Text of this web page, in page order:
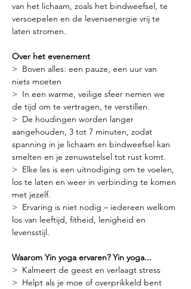
van het lichaam, zoals het bindweefsel, te
versoepelen en de levensenergie vrij te
laten stromen.
Over het evenement
>  Boven alles: een pauze, een uur van
niets moeten
>  In een warme, veilige sfeer nemen we
de tijd om te vertragen, te verstillen.
>  De houdingen worden langer
aangehouden, 3 tot 7 minuten, zodat
spanning in je lichaam en bindweefsel kan
smelten en je zenuwstelsel tot rust komt.
>  Elke les is een uitnodiging om te voelen,
los te laten en weer in verbinding te komen
met jezelf.
>  Ervaring is niet nodig – iedereen welkom
los van leeftijd, fitheid, lenigheid en
levensstijl.
Waarom Yin yoga ervaren? Yin yoga...
>  Kalmeert de geest en verlaagt stress
>  Helpt als je moe of overprikkeld bent